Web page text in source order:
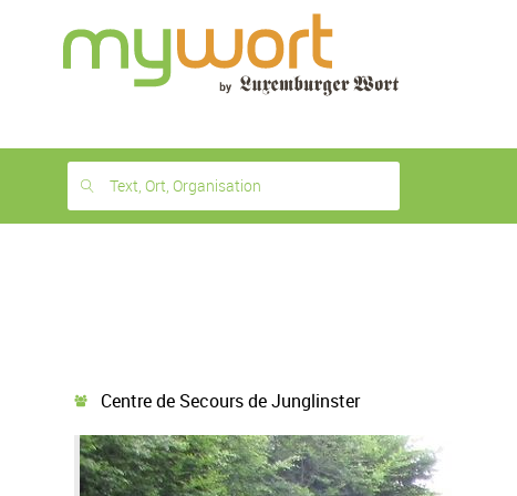
month
free
Text, Ort, Organisation
Centre de Secours de Junglinster